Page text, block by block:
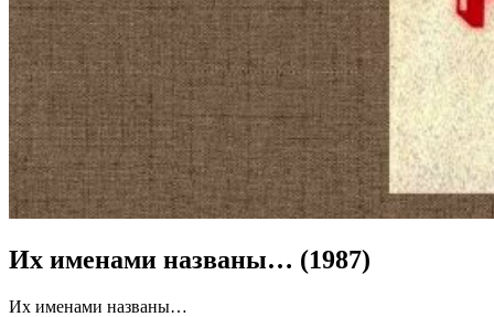
Их именами названы… (1987)
Их именами названы…